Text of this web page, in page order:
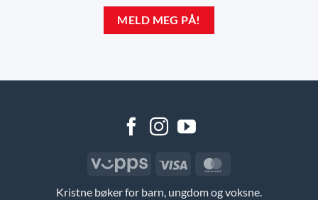
MELD MEG PÅ!
Kristne bøker for barn, ungdom og voksne.
Vipps Visa